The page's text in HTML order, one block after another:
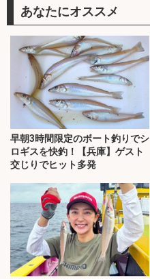
あなたにオススメ
早朝3時間限定のボート釣りでシ
ロギスを快釣！【兵庫】ゲスト
交じりでヒット多発